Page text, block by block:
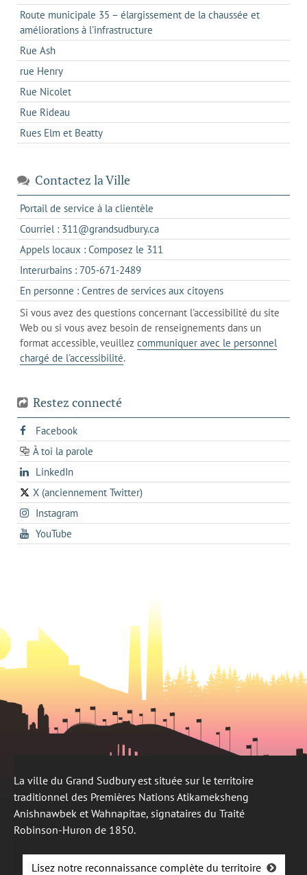
Route municipale 35 – élargissement de la chaussée et
améliorations à l'infrastructure
Rue Ash
rue Henry
Rue Nicolet
Rue Rideau
Rues Elm et Beatty
Contactez la Ville
Portail de service à la clientèle
dans
un
nouvel
Courriel : 311@grandsudbury.cas'ouvre
dans
votre
de
messagerie
Appels locaux : Composez le 311
dans
un
client
de
votre
téléphone
Interurbains : 705-671-2489s'ouvre
dans
un
client
de
votre
En personne : Centres de services aux citoyenss'ouvre
dans
l'onglet
actuel
Si vous avez des questions concernant l'accessibilité du site
Web ou si vous avez besoin de renseignements dans un
format accessible, veuillez communiquer avec le personnel
chargé de l'accessibilité.
Restez connecté
Facebooks'ouvre
dans
un
onglet
À toi la parole
opens
in
a
new
tab
LinkedInopens
in
a
new
X (anciennement Twitter)
s'ouvre
dans
un
nouvel
Instagrams'ouvre
dans
un
YouTube
dans
La ville du Grand Sudbury est située sur le territoire
traditionnel des Premières Nations Atikameksheng
Anishnawbek et Wahnapitae, signataires du Traité
Robinson-Huron de 1850.
Lisez notre reconnaissance complète du territoire